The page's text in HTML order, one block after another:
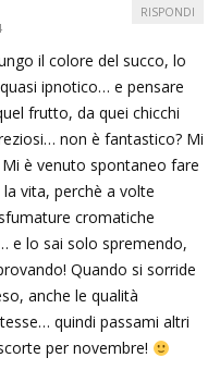
il colore del succo, lo
ipnotico… e pensare
frutto, da quei chicchi
non è fantastico? Mi
Mi è venuto spontaneo fare
vita, perchè a volte
cromatiche
e lo sai solo spremendo,
Quando si sorride
anche le qualità
quindi passami altri
per novembre!
RISPONDI